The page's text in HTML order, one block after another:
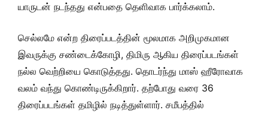
யாருடன் நடந்தது என்பதை தெளிவாக பார்க்கலாம்.
செல்லமே என்ற திரைப்படத்தின் மூலமாக அறிமுகமான
இவருக்கு சண்டைக்கோழி, திமிரு ஆகிய திரைப்படங்கள்
நல்ல வெற்றியை கொடுத்தது. தொடர்ந்து மாஸ் ஹீரோவாக
வலம் வந்து கொண்டிருக்கிறார். தற்போது வரை 36
திரைப்படங்கள் தமிழில் நடித்துள்ளார். சமீபத்தில்